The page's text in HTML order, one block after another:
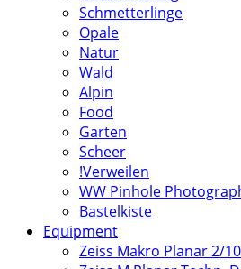
Schmetterlinge
Opale
Natur
Wald
Alpin
Food
Garten
Scheer
!Verweilen
WW Pinhole
Bastelkiste
Equipment
Zeiss Makro Planar 2/